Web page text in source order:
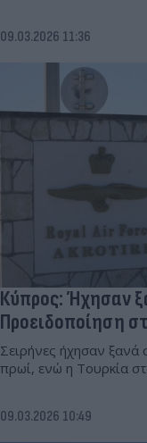
09.03.2026 11:36
Κύπρος: Ήχησαν
Προειδοποίηση
Σειρήνες ήχησαν
πρωί, ενώ η Τουρκία
09.03.2026 10:49